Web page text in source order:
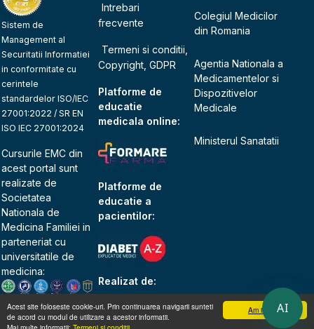
Am inteles
Acest site foloseste cookie-uri. Prin continuarea navigarii sunteti
de acord cu modul de utilizare a acestor informatii.
Sistem de
Management al
Securitatii Informatiei
in conformitate cu
cerintele
standardelor ISO/IEC
27001:2022 / SR EN
ISO IEC 27001:2024
Cursurile EMC din
acest portal sunt
realizate de
Societatea
Nationala de
Medicina Familiei in
parteneriat cu
universitatile de
medicina:
Intrebari
frecvente
Termeni si conditii,
Copyright, GDPR
Platforme de
educatie
medicala online:
Platforme de
educatie a
pacientilor:
Realizat de:
Colegiul Medicilor
din Romania
Agentia Nationala a
Medicamentelor si
Dispozitivelor
Medicale
Ministerul Sanatatii
AI